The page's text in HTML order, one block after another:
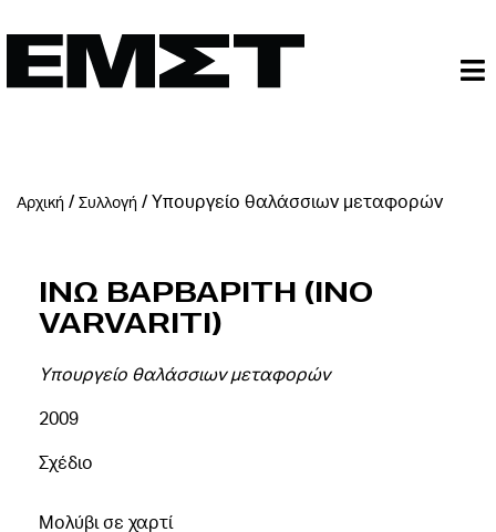
Αρχική / Συλλογή /Υπουργείο θαλάσσιων μεταφορών
Ινω Βαρβαριτη (Ino
Varvariti)
Υπουργείο θαλάσσιων μεταφορών
2009
Σχέδιο
Μολύβι σε χαρτί